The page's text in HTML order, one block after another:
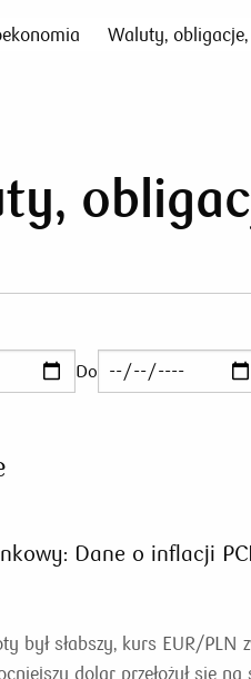
Waluty,
Do
Dane o inflacji
był słabszy, kurs EUR/
dolar przełożył się